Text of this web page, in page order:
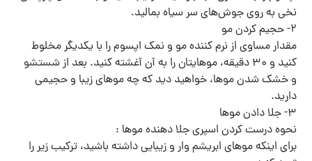
نخی به روی جوش‌های سر سیاه بمالید.
۲- حجیم کردن مو
مقدار مساوی از نرم کننده مو و نمک اپسوم را با یکدیگر مخلوط
کنید و ۳۰ دقیقه، موهایتان را به آن آغشته کنید. بعد از شستشو
و خشک شدن موها، خواهید دید که چه موهای زیبا و حجیمی
دارید.
۳- جلا دادن موها
نحوه درست کردن اسپری جلا دهنده موها :
برای اینکه موهای ابریشم وار و زیبایی داشته باشید، ترکیب زیر را